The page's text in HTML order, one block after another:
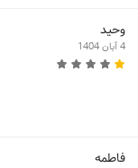
وحید
4 آبان 1404
فاطمه